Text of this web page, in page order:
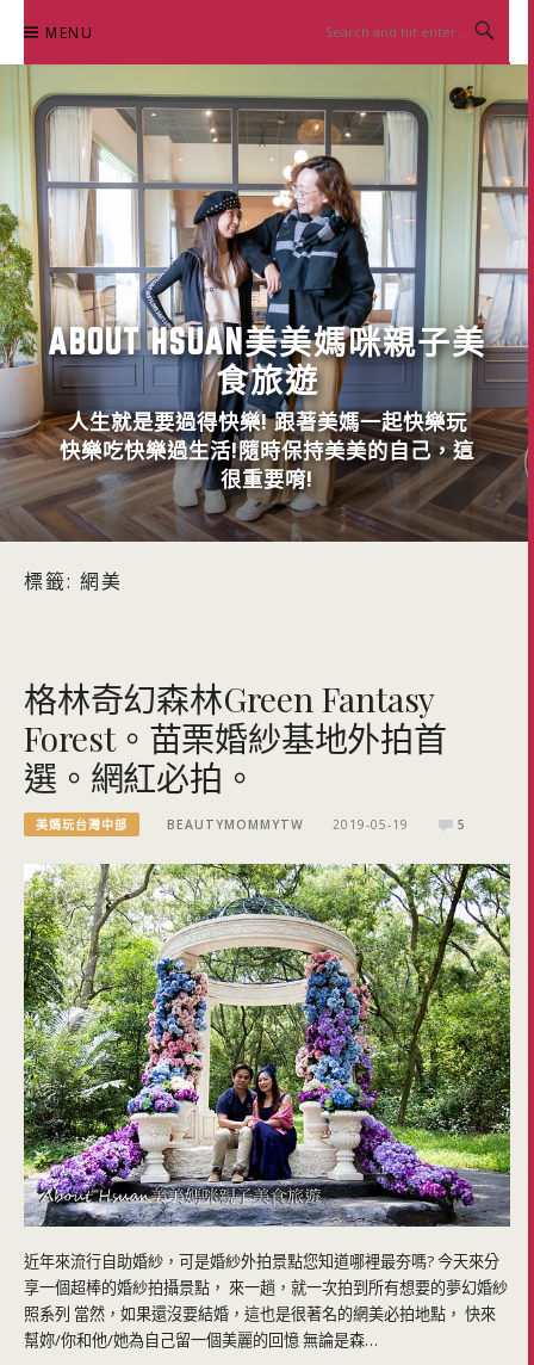
content
MENU
ABOUT HSUAN美美媽咪親子美
食旅遊
人生就是要過得快樂! 跟著美媽一起快樂玩
快樂吃快樂過生活!隨時保持美美的自己，這
很重要唷!
標籤: 網美
格林奇幻森林Green Fantasy
Forest。苗栗婚紗基地外拍首
選。網紅必拍。
美媽玩台灣中部 BEAUTYMOMMYTW 2019-05-19 5
近年來流行自助婚紗，可是婚紗外拍景點您知道哪裡最夯嗎? 今天來分
享一個超棒的婚紗拍攝景點， 來一趟，就一次拍到所有想要的夢幻婚紗
照系列 當然，如果還沒要結婚，這也是很著名的網美必拍地點， 快來
幫妳/你和他/她為自己留一個美麗的回憶 無論是森…